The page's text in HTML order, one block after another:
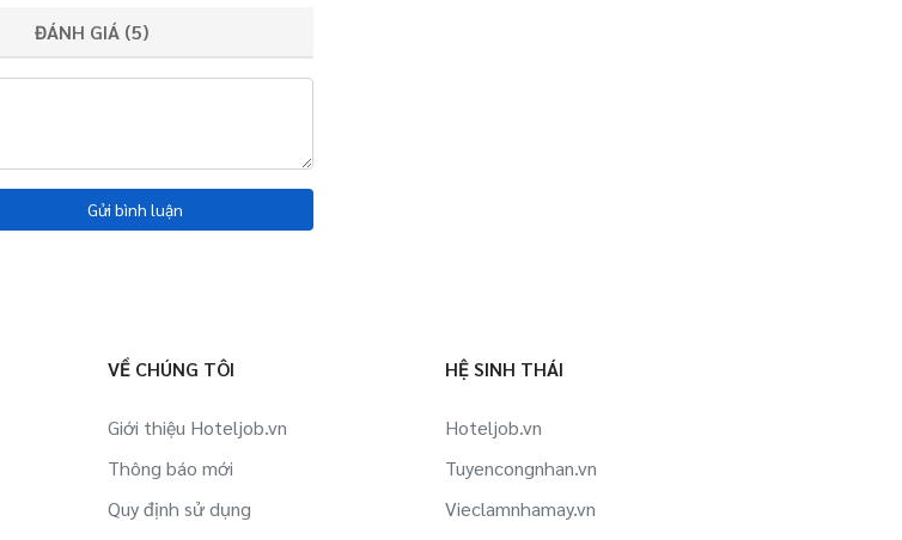
ĐÁNH GIÁ (5)
Gửi bình luận
VỀ CHÚNG TÔI
Giới thiệu Hoteljob.vn
Thông báo mới
Quy định sử dụng
HỆ SINH THÁI
Hoteljob.vn
Tuyencongnhan.vn
Vieclamnhamay.vn